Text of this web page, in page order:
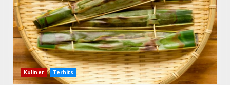
Kuliner Terhits
6
Tradisi Rondang Bittang yang
Mendunia
Mei 4, 2026
SUCI Season 11: Finalis Stand
Up Comedy KompasTV